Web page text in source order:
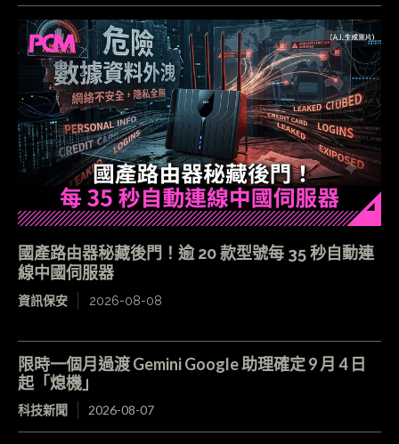
國產路由器秘藏後門！逾 20 款型號每 35 秒自動連
線中國伺服器
資訊保安 2026-08-08
限時一個月過渡 Gemini Google 助理確定 9 月 4 日
起「熄機」
科技新聞 2026-08-07